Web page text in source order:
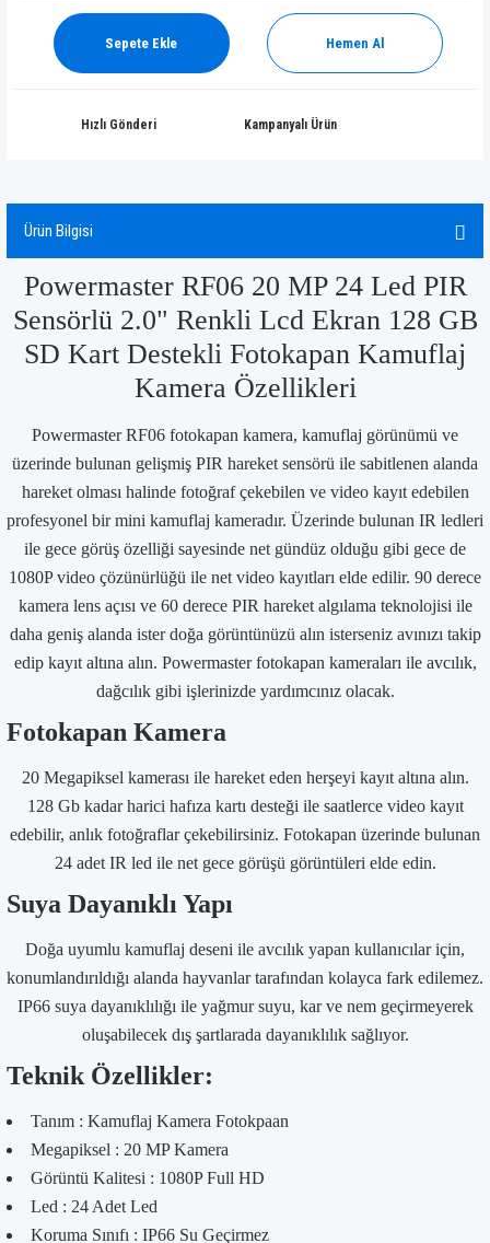
Sepete Ekle Hemen Al
Hızlı Gönderi Kampanyalı Ürün
Ürün Bilgisi
Powermaster RF06 20 MP 24 Led PIR
Sensörlü 2.0" Renkli Lcd Ekran 128 GB
SD Kart Destekli Fotokapan Kamuflaj
Kamera Özellikleri
Powermaster RF06 fotokapan kamera, kamuflaj görünümü ve
üzerinde bulunan gelişmiş PIR hareket sensörü ile sabitlenen alanda
hareket olması halinde fotoğraf çekebilen ve video kayıt edebilen
profesyonel bir mini kamuflaj kameradır. Üzerinde bulunan IR ledleri
ile gece görüş özelliği sayesinde net gündüz olduğu gibi gece de
1080P video çözünürlüğü ile net video kayıtları elde edilir. 90 derece
kamera lens açısı ve 60 derece PIR hareket algılama teknolojisi ile
daha geniş alanda ister doğa görüntünüzü alın isterseniz avınızı takip
edip kayıt altına alın. Powermaster fotokapan kameraları ile avcılık,
dağcılık gibi işlerinizde yardımcınız olacak.
Fotokapan Kamera
20 Megapiksel kamerası ile hareket eden herşeyi kayıt altına alın.
128 Gb kadar harici hafıza kartı desteği ile saatlerce video kayıt
edebilir, anlık fotoğraflar çekebilirsiniz. Fotokapan üzerinde bulunan
24 adet IR led ile net gece görüşü görüntüleri elde edin.
Suya Dayanıklı Yapı
Doğa uyumlu kamuflaj deseni ile avcılık yapan kullanıcılar için,
konumlandırıldığı alanda hayvanlar tarafından kolayca fark edilemez.
IP66 suya dayanıklılığı ile yağmur suyu, kar ve nem geçirmeyerek
oluşabilecek dış şartlarada dayanıklılık sağlıyor.
Teknik Özellikler:
Tanım : Kamuflaj Kamera Fotokpaan
Megapiksel : 20 MP Kamera
Görüntü Kalitesi : 1080P Full HD
Led : 24 Adet Led
Koruma Sınıfı : IP66 Su Geçirmez